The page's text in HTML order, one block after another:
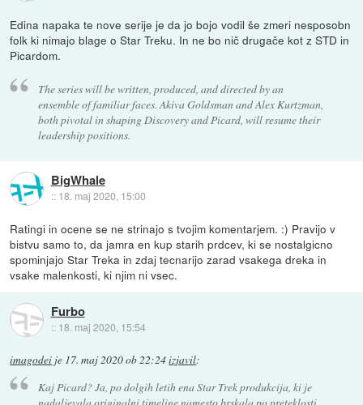
Edina napaka te nove serije je da jo bojo vodil še zmeri nesposobn
folk ki nimajo blage o Star Treku. In ne bo nič drugače kot z STD in
Picardom.
The series will be written, produced, and directed by an
ensemble of familiar faces. Akiva Goldsman and Alex Kurtzman,
both pivotal in shaping Discovery and Picard, will resume their
leadership positions.
BigWhale
:: 18. maj 2020, 15:00
Ratingi in ocene se ne strinajo s tvojim komentarjem. :) Pravijo v
bistvu samo to, da jamra en kup starih prdcev, ki se nostalgicno
spominjajo Star Treka in zdaj tecnarijo zarad vsakega dreka in
vsake malenkosti, ki njim ni vsec.
Furbo
:: 18. maj 2020, 15:54
imagodei je 17. maj 2020 ob 22:24izjavil:
Kaj Picard? Ja, po dolgih letih ena Star Trek produkcija, ki je
nadaljevala originalni timeline namesto brskala po preteklosti